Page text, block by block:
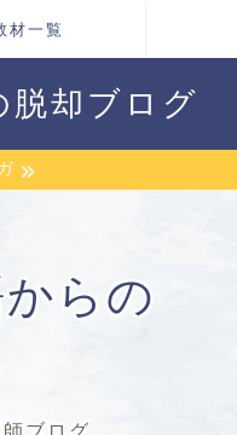
材一覧
脱却ブログ
らの
ブログ